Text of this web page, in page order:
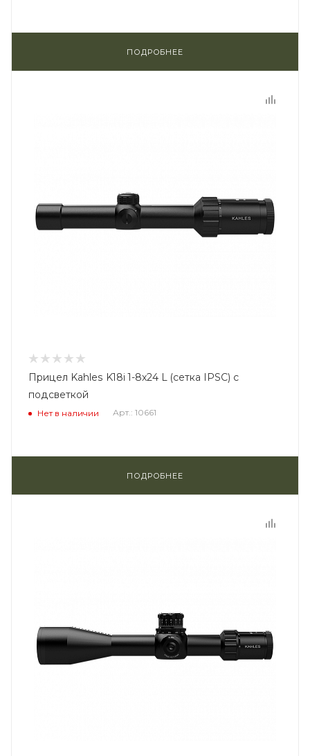
ПОДРОБНЕЕ
Прицел Kahles K18i 1-8x24 L (сетка IPSC) с
подсветкой
Нет в наличии Арт.: 10661
ПОДРОБНЕЕ